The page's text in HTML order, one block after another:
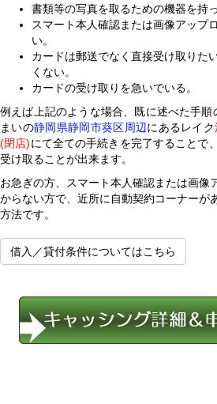
書類等の写真を取るための機器を持
スマート本人確認または画像アップ
い。
カードは郵送でなく直接受け取りた
くない。
カードの受け取りを急いでいる。
例えば上記のような場合、既に述べた手
まいの静岡県静岡市葵区周辺にあるレイク
(閉店)にて全ての手続きを完了することで
受け取ることが出来ます。
お急ぎの方、スマート本人確認または画像
からない方で、近所に自動契約コーナーが
方法です。
借入／貸付条件についてはこちら